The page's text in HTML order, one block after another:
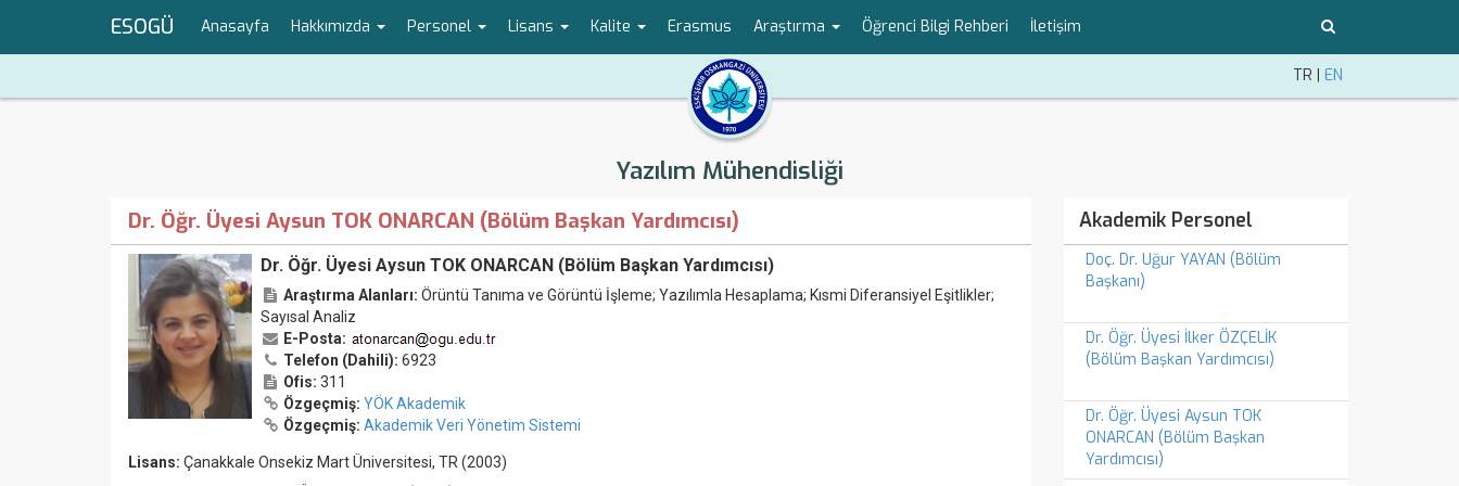
ESOGÜ Anasayfa Hakkımızda Personel Lisans Kalite Erasmus Araştırma Öğrenci Bilgi Rehberi İletişim
TR | EN
Yazılım Mühendisliği
Dr. Öğr. Üyesi Aysun TOK ONARCAN (Bölüm Başkan Yardımcısı)
Dr. Öğr. Üyesi Aysun TOK ONARCAN (Bölüm Başkan Yardımcısı)
Araştırma Alanları: Örüntü Tanıma ve Görüntü İşleme; Yazılımla Hesaplama; Kısmi Diferansiyel Eşitlikler;
Sayısal Analiz
E-Posta:
Telefon (Dahili): 6923
Ofis: 311
Özgeçmiş: YÖK Akademik
Özgeçmiş: Akademik Veri Yönetim Sistemi
Lisans: Çanakkale Onsekiz Mart Üniversitesi, TR (2003)
Akademik Personel
Doç. Dr. Uğur YAYAN (Bölüm
Başkanı)
Dr. Öğr. Üyesi İlker ÖZÇELİK
(Bölüm Başkan Yardımcısı)
Dr. Öğr. Üyesi Aysun TOK
ONARCAN (Bölüm Başkan
Yardımcısı)